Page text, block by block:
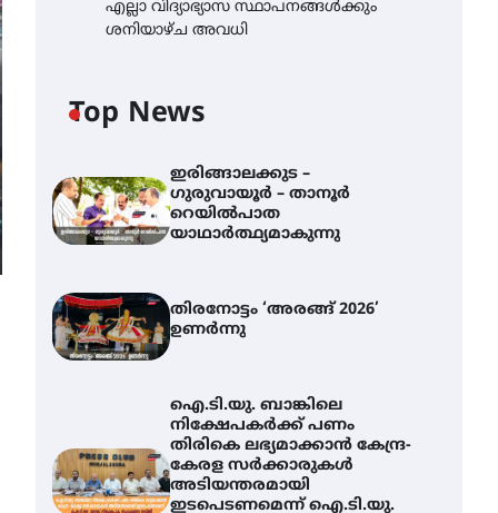
എല്ലാ വിദ്യാഭ്യാസ സ്ഥാപനങ്ങൾക്കും
ശനിയാഴ്ച അവധി
Top News
ഇരിങ്ങാലക്കുട –
ഗുരുവായൂർ – താനൂർ
റെയിൽപാത
യാഥാർത്ഥ്യമാകുന്നു
തിരനോട്ടം ‘അരങ്ങ് 2026’
ഉണർന്നു
ഐ.ടി.യു. ബാങ്കിലെ
നിക്ഷേപകർക്ക് പണം
തിരികെ ലഭ്യമാക്കാൻ കേന്ദ്ര-
കേരള സർക്കാരുകൾ
അടിയന്തരമായി
ഇടപെടണമെന്ന് ഐ.ടി.യു.